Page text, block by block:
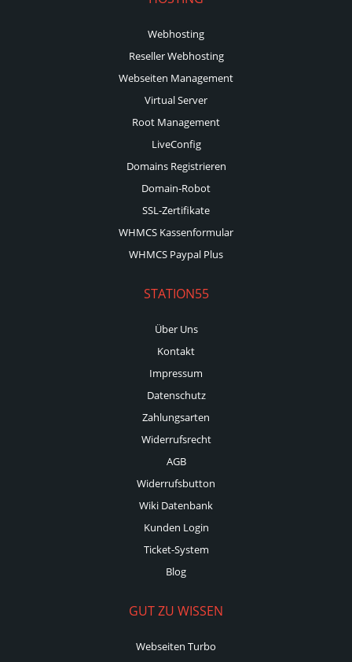
Webhosting
Reseller Webhosting
Webseiten Management
Virtual Server
Root Management
LiveConfig
Domains Registrieren
Domain-Robot
SSL-Zertifikate
WHMCS Kassenformular
WHMCS Paypal Plus
STATION55
Über Uns
Kontakt
Impressum
Datenschutz
Zahlungsarten
Widerrufsrecht
AGB
Widerrufsbutton
Wiki Datenbank
Kunden Login
Ticket-System
Blog
GUT ZU WISSEN
Webseiten Turbo